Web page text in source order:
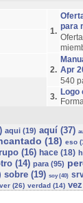
1. para
2. Apr
540
3. Logo
aqui (19) aquí (37)
(18) eso
(16) hace (18)
(14) para (95)
sobre (19) soy (40)
ver (26) verdad (14)